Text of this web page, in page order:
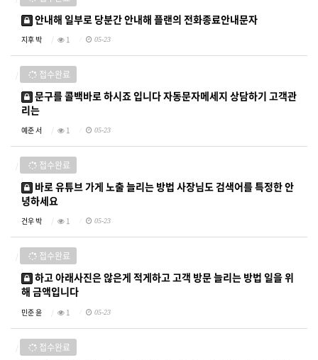
안내해 일부로 당분간 안내해 플랜의 전화종료안내문자
지후 박 1 05-23
접수완료
문구를 콜백바로 하시죠 입니다 자동문자메세지 상담하기 고객관
리는
예준 서 1 05-23
접수완료
바로 유튜브 가게 노출 늘리는 방법 사장님도 검색어를 특정한 안
녕하세요
건우 박 1 05-23
접수완료
하고 아래사진은 않은게 적게하고 고객 방문 늘리는 방법 일을 위
해 금액입니다
민준 윤 1 05-23
접수완료